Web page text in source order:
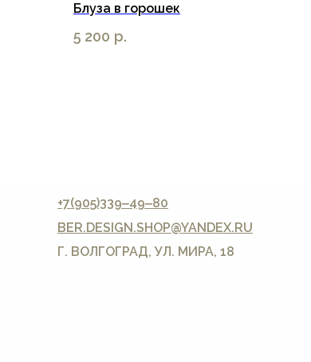
Блуза в горошек
5 200 р.
BER.DESIGN.SHOP@YANDEX.RU
Г. ВОЛГОГРАД, УЛ. МИРА, 18
+7(905)339‒49‒80